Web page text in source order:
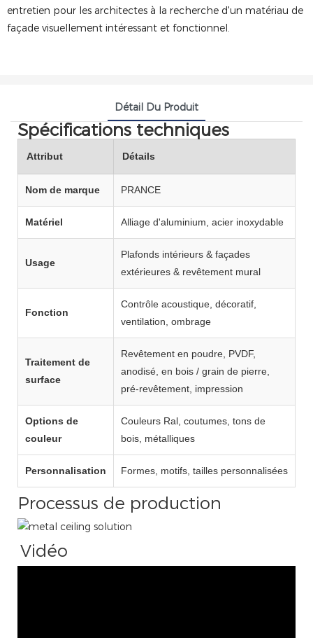
entretien pour les architectes à la recherche d'un matériau de
façade visuellement intéressant et fonctionnel.
Détail Du Produit
Spécifications techniques
Attribut Détails
Nom de marque PRANCE
Matériel Alliage d'aluminium, acier inoxydable
Usage
Plafonds intérieurs & façades
extérieures & revêtement mural
Fonction
Contrôle acoustique, décoratif,
ventilation, ombrage
Traitement de
surface
Revêtement en poudre, PVDF,
anodisé, en bois / grain de pierre,
pré-revêtement, impression
Options de
couleur
Couleurs Ral, coutumes, tons de
bois, métalliques
Personnalisation Formes, motifs, tailles personnalisées
Processus de production
Vidéo